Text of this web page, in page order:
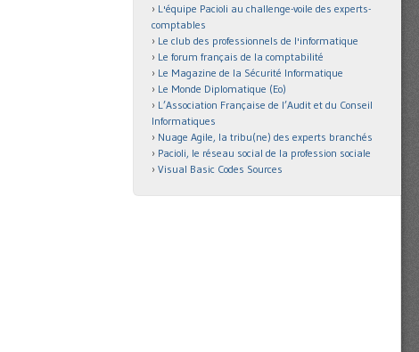
L'équipe Pacioli au challenge-voile des experts-
comptables
Le club des professionnels de l'informatique
Le forum français de la comptabilité
Le Magazine de la Sécurité Informatique
Le Monde Diplomatique (Eo)
L’Association Française de l’Audit et du Conseil
Informatiques
Nuage Agile, la tribu(ne) des experts branchés
Pacioli, le réseau social de la profession sociale
Visual Basic Codes Sources